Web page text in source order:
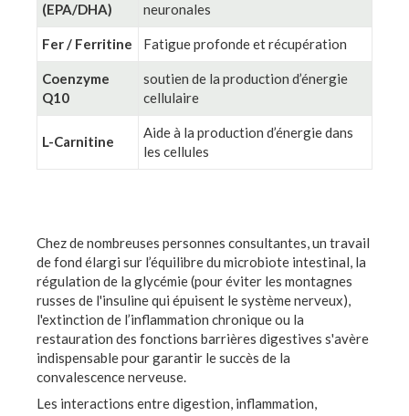
(EPA/DHA)
neuronales
Fer / Ferritine Fatigue profonde et récupération
Coenzyme
Q10
soutien de la production d’énergie
cellulaire
L-Carnitine
Aide à la production d’énergie dans
les cellules
Chez de nombreuses personnes consultantes, un travail
de fond élargi sur l’équilibre du microbiote intestinal, la
régulation de la glycémie (pour éviter les montagnes
russes de l'insuline qui épuisent le système nerveux),
l'extinction de l’inflammation chronique ou la
restauration des fonctions barrières digestives s'avère
indispensable pour garantir le succès de la
convalescence nerveuse.
Les interactions entre digestion, inflammation,